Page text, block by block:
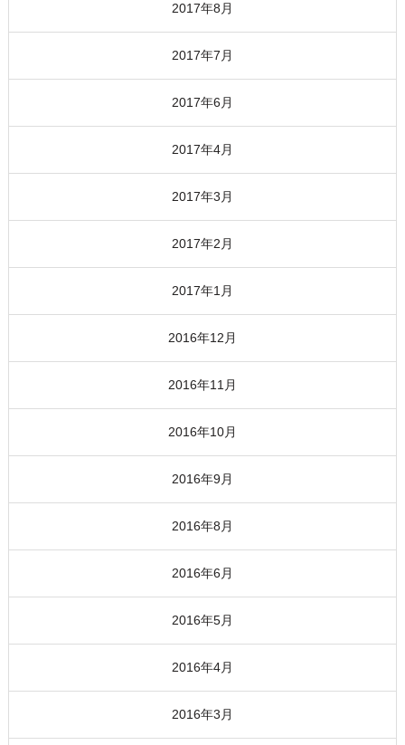
2017年8月
2017年7月
2017年6月
2017年4月
2017年3月
2017年2月
2017年1月
2016年12月
2016年11月
2016年10月
2016年9月
2016年8月
2016年6月
2016年5月
2016年4月
2016年3月